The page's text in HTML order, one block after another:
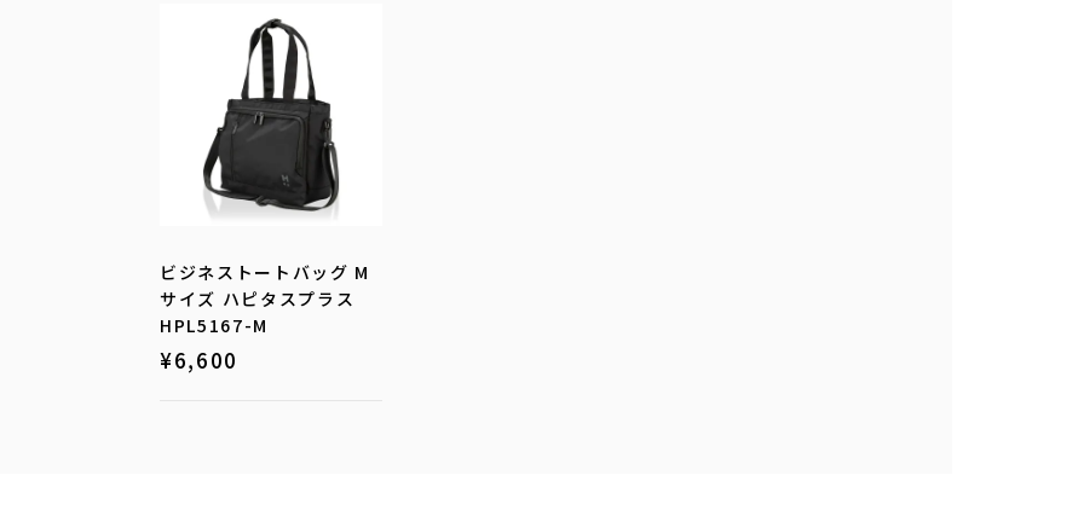
ビジネストートバッグ M
サイズ ハピタスプラス
HPL5167-M
¥6,600